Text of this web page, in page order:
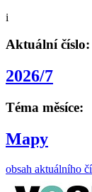
i
Aktuální číslo:
2026/7
Téma měsíce:
Mapy
obsah aktuálního